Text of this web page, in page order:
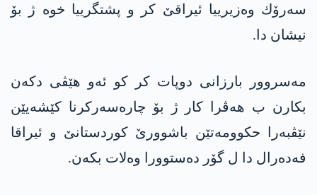
سه‌رۆك وه‌زیرییا ئیراقێ كر و پشتگرییا خوه‌ ژ بۆ
نیشان دا.
مه‌سروور بارزانی دوپات كر كو ئه‌و هێڤی دكه‌ن
بكارن ب هه‌ڤرا كار ژ بۆ چاره‌سه‌ركرنا كێشه‌یێن
نێڤبه‌را حكوومه‌تێن باشوورێ كوردستانێ و ئیراقا
فه‌ده‌رال دا ل گۆر ده‌ستوورا وه‌لات بكه‌ن.